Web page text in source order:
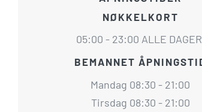
NØKKELKORT
05:00 - 23:00 ALLE
BEMANNET
Mandag 08:30 - 21:00
Tirsdag 08:30 - 21:00